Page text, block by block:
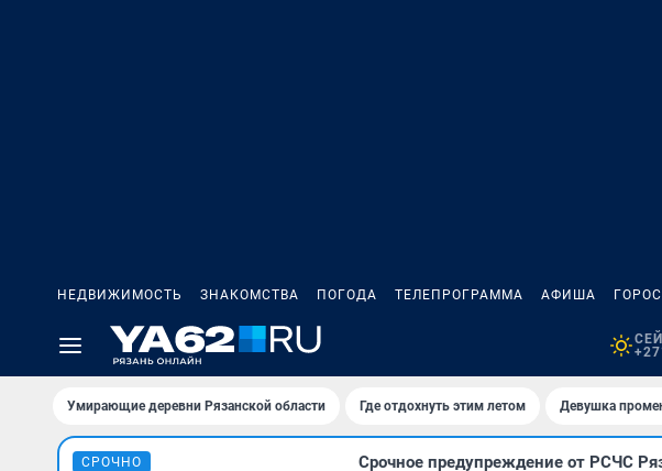
НЕДВИЖИМОСТЬ ЗНАКОМСТВА ПОГОДА ТЕЛЕПРОГРАММА АФИША
Умирающие деревни Рязанской области Где отдохнуть этим летом Девушка
СРОЧНО Срочное предупреждение от РСЧС